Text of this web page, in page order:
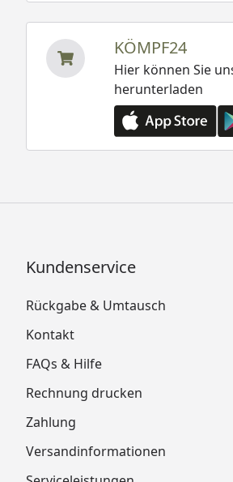
KÖMPF24
Hier können Sie
herunterladen
Kundenservice
Rückgabe & Umtausch
Kontakt
FAQs & Hilfe
Rechnung drucken
Zahlung
Versandinformationen